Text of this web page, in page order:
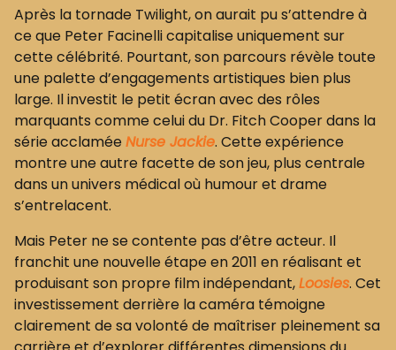
Après la tornade Twilight, on aurait pu s’attendre à
ce que Peter Facinelli capitalise uniquement sur
cette célébrité. Pourtant, son parcours révèle toute
une palette d’engagements artistiques bien plus
large. Il investit le petit écran avec des rôles
marquants comme celui du Dr. Fitch Cooper dans la
série acclaméeNurse Jackie. Cette expérience
montre une autre facette de son jeu, plus centrale
dans un univers médical où humour et drame
s’entrelacent.
Mais Peter ne se contente pas d’être acteur. Il
franchit une nouvelle étape en 2011 en réalisant et
produisant son propre film indépendant,Loosies. Cet
investissement derrière la caméra témoigne
clairement de sa volonté de maîtriser pleinement sa